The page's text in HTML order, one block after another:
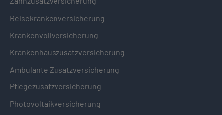
Reisekrankenversicherung
Krankenvollversicherung
Krankenhauszusatzversicherung
Ambulante Zusatzversicherung
Pflegezusatzversicherung
Photovoltaikversicherung